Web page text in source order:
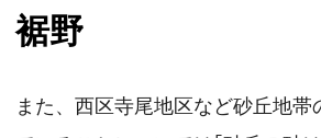
裾野
また、西区寺尾地区など砂丘地